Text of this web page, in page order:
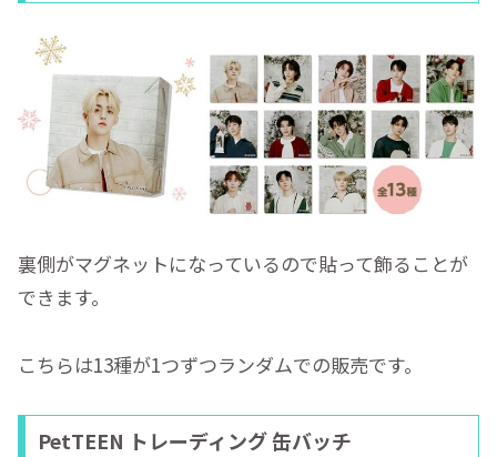
裏側がマグネットになっているので貼って飾ることが
できます。
こちらは13種が1つずつランダムでの販売です。
PetTEEN トレーディング 缶バッチ